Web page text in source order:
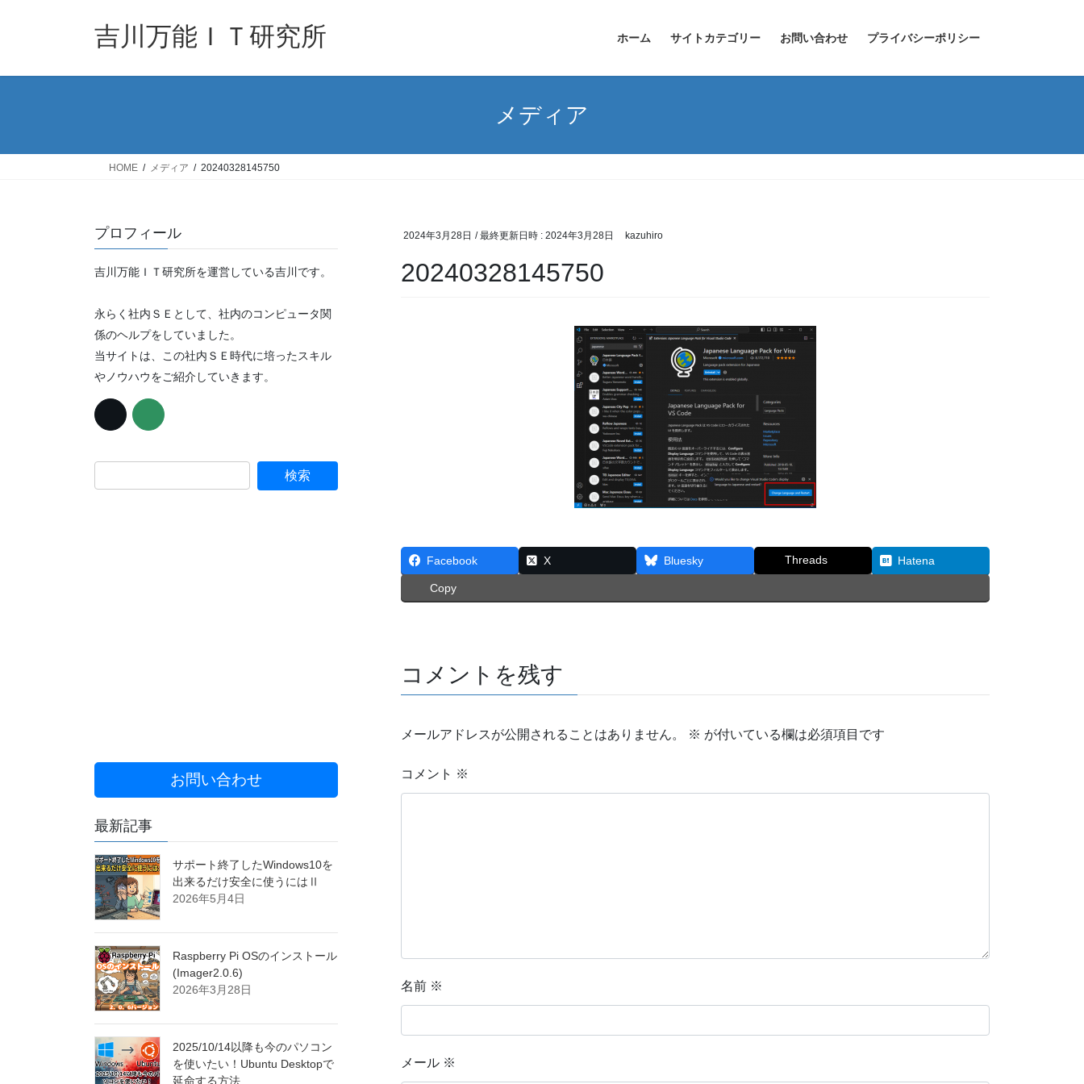
吉川万能ＩＴ研究所 ホーム サイトカテゴリー お問い合わせ プライバシーポリシー
メディア
HOME メディア 20240328145750
2024年3月28日 / 最終更新日時 : 2024年3月28日 kazuhiro
20240328145750
Facebook X Bluesky Threads Hatena
Copy
コメントを残す
メールアドレスが公開されることはありません。 ※ が付いている欄は必須項目です
コメント ※
名前 ※
メール ※
プロフィール
吉川万能ＩＴ研究所を運営している吉川です。
永らく社内ＳＥとして、社内のコンピュータ関
係のヘルプをしていました。
当サイトは、この社内ＳＥ時代に培ったスキル
やノウハウをご紹介していきます。
お問い合わせ
最新記事
サポート終了したWindows10を
出来るだけ安全に使うにはⅡ
2026年5月4日
Raspberry Pi OSのインストール
(Imager2.0.6)
2026年3月28日
2025/10/14以降も今のパソコン
を使いたい！Ubuntu Desktopで
延命する方法